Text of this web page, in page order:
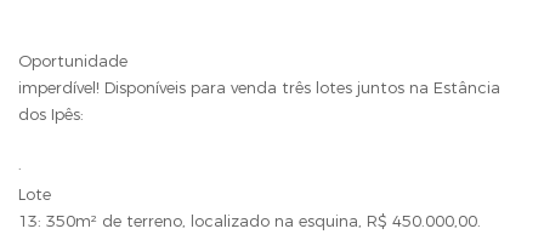
Oportunidade
imperdível! Disponíveis para venda três lotes juntos na Estância
dos Ipês:
·
Lote
13: 350m² de terreno, localizado na esquina, R$ 450.000,00.